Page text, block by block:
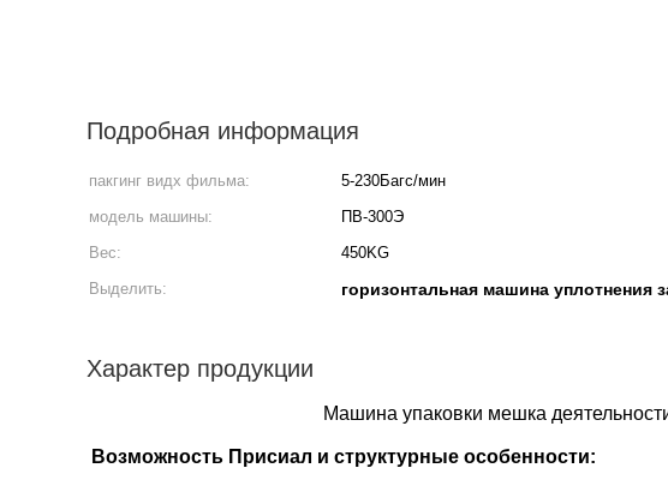
Подробная информация
пакгинг видх фильма: 5-230Багс/мин
модель машины:
ПВ-300Э
Вес:
450KG
Выделить:
горизонтальная машина уплотнения
Характер продукции
Машина упаковки мешка
Возможность Присиал и структурные особенности: